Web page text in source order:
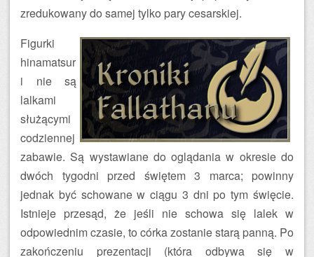
zredukowany do samej tylko pary cesarskiej.
Figurki
hinamatsur
i nie są
lalkami
służącymi
codziennej
zabawie. Są wystawiane do oglądania w okresie do
dwóch tygodni przed świętem 3 marca; powinny
jednak być schowane w ciągu 3 dni po tym święcie.
Istnieje przesąd, że jeśli nie schowa się lalek w
odpowiednim czasie, to córka zostanie starą panną. Po
zakończeniu prezentacji (która odbywa się w